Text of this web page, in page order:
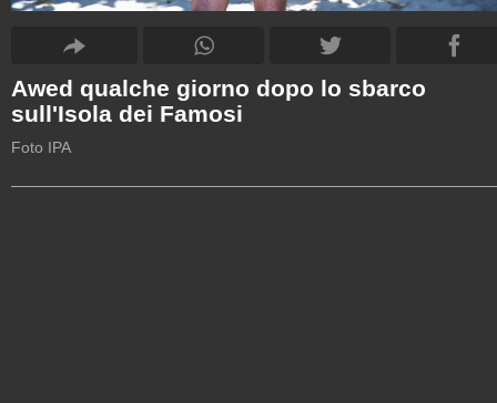
Awed qualche giorno dopo lo sbarco
sull'Isola dei Famosi
Foto IPA